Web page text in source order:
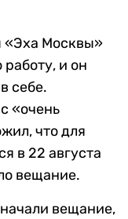
«Эха Москвы»
и он
себе.
«очень
что для
в 22 августа
вещание.
вещание,